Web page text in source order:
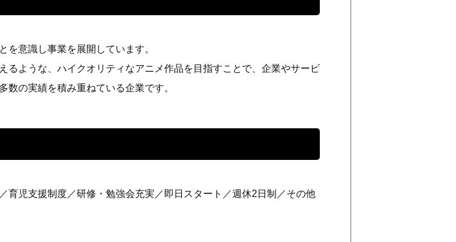
を意識し事業を展開しています。
るような、ハイクオリティなアニメ作品を目指すことで、企業やサービ
数の実績を積み重ねている企業です。
育児支援制度／研修・勉強会充実／即日スタート／週休2日制／その他